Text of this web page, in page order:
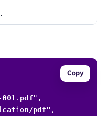
pdf",
Copy